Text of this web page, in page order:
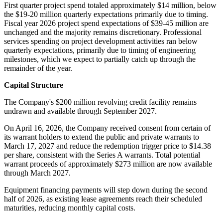
First quarter project spend totaled approximately $14 million, below
the $19-20 million quarterly expectations primarily due to timing.
Fiscal year 2026 project spend expectations of $39-45 million are
unchanged and the majority remains discretionary. Professional
services spending on project development activities ran below
quarterly expectations, primarily due to timing of engineering
milestones, which we expect to partially catch up through the
remainder of the year.
Capital Structure
The Company's $200 million revolving credit facility remains
undrawn and available through September 2027.
On April 16, 2026, the Company received consent from certain of
its warrant holders to extend the public and private warrants to
March 17, 2027 and reduce the redemption trigger price to $14.38
per share, consistent with the Series A warrants. Total potential
warrant proceeds of approximately $273 million are now available
through March 2027.
Equipment financing payments will step down during the second
half of 2026, as existing lease agreements reach their scheduled
maturities, reducing monthly capital costs.